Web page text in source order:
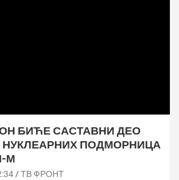
БИЋЕ САСТАВНИ ДЕО
ПОДМОРНИЦА
М
ТВ ФРОНТ